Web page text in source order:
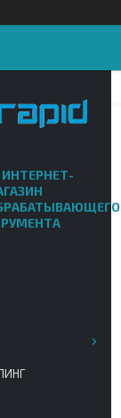
ИНТЕРНЕТ-